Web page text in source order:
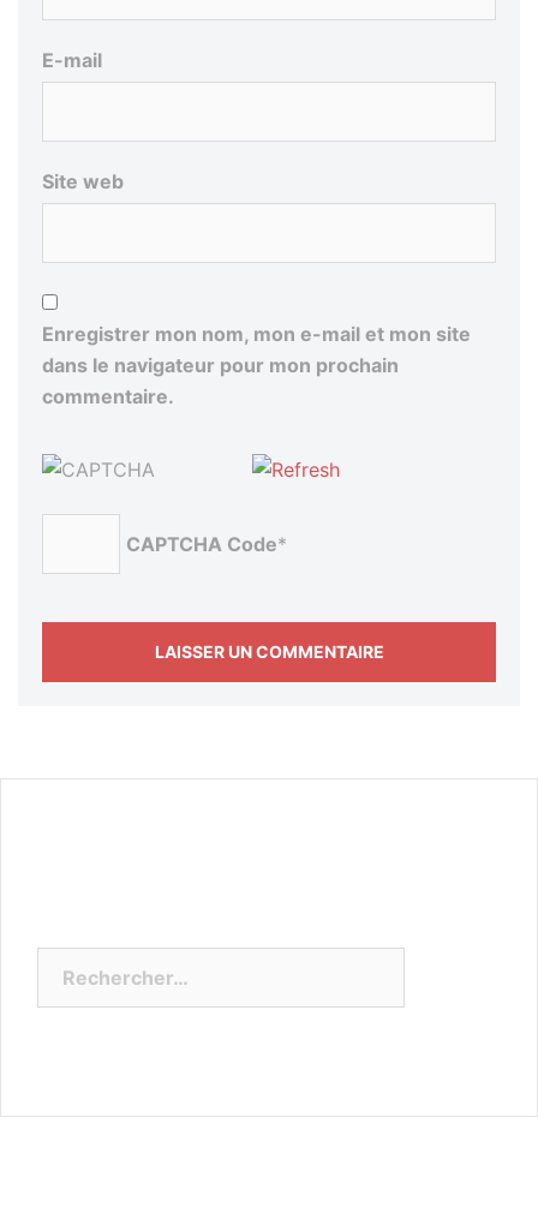
E-mail
Site web
Enregistrer mon nom, mon e-mail et mon site
dans le navigateur pour mon prochain
commentaire.
CAPTCHA Code*